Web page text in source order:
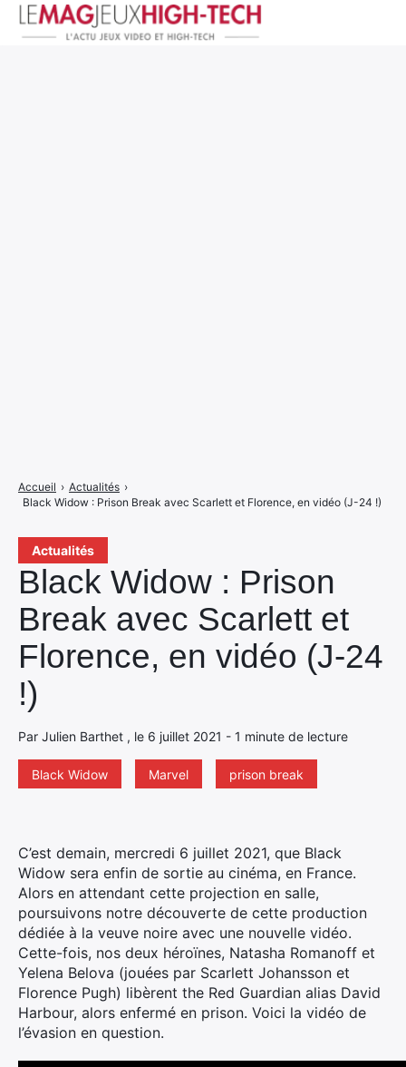
Actualités
Black Widow : Prison
Break avec Scarlett et
Florence, en vidéo (J-24
!)
Par Julien Barthet , le 6 juillet 2021 - 1 minute de lecture
Black Widow Marvel prison break
Accueil › Actualités ›
Black Widow : Prison Break avec Scarlett et Florence, en vidéo (J-24 !)
C’est demain, mercredi 6 juillet 2021, que Black
Widow sera enfin de sortie au cinéma, en France.
Alors en attendant cette projection en salle,
poursuivons notre découverte de cette production
dédiée à la veuve noire avec une nouvelle vidéo.
Cette-fois, nos deux héroïnes, Natasha Romanoff et
Yelena Belova (jouées par Scarlett Johansson et
Florence Pugh) libèrent the Red Guardian alias David
Harbour, alors enfermé en prison. Voici la vidéo de
l’évasion en question.